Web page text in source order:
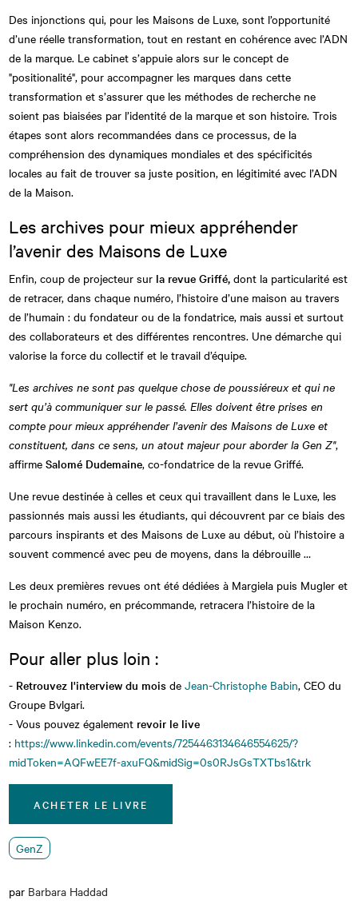
Des injonctions qui, pour les Maisons de Luxe, sont l’opportunité
d’une réelle transformation, tout en restant en cohérence avec l’ADN
de la marque. Le cabinet s’appuie alors sur le concept de
"positionalité", pour accompagner les marques dans cette
transformation et s’assurer que les méthodes de recherche ne
soient pas biaisées par l’identité de la marque et son histoire. Trois
étapes sont alors recommandées dans ce processus, de la
compréhension des dynamiques mondiales et des spécificités
locales au fait de trouver sa juste position, en légitimité avec l’ADN
de la Maison.
Les archives pour mieux appréhender
l’avenir des Maisons de Luxe
Enfin, coup de projecteur sur la revue Griffé, dont la particularité est
de retracer, dans chaque numéro, l’histoire d’une maison au travers
de l’humain : du fondateur ou de la fondatrice, mais aussi et surtout
des collaborateurs et des différentes rencontres. Une démarche qui
valorise la force du collectif et le travail d’équipe.
"Les archives ne sont pas quelque chose de poussiéreux et qui ne
sert qu’à communiquer sur le passé. Elles doivent être prises en
compte pour mieux appréhender l’avenir des Maisons de Luxe et
constituent, dans ce sens, un atout majeur pour aborder la Gen Z",
affirmeSalomé Dudemaine, co-fondatrice de la revue Griffé.
Une revue destinée à celles et ceux qui travaillent dans le Luxe, les
passionnés mais aussi les étudiants, qui découvrent par ce biais des
parcours inspirants et des Maisons de Luxe au début, où l’histoire a
souvent commencé avec peu de moyens, dans la débrouille …
Les deux premières revues ont été dédiées à Margiela puis Mugler et
le prochain numéro, en précommande, retracera l’histoire de la
Maison Kenzo.
Pour aller plus loin :
- Retrouvez l'interview du mois deJean-Christophe Babin, CEO du
Groupe Bvlgari.
- Vous pouvez également revoir le live
: https://www.linkedin.com/events/7254463134646554625/?
midToken=AQFwEE7f-axuFQ&midSig=0s0RJsGsTXTbs1&trk
ACHETER LE LIVRE
GenZ
par Barbara Haddad